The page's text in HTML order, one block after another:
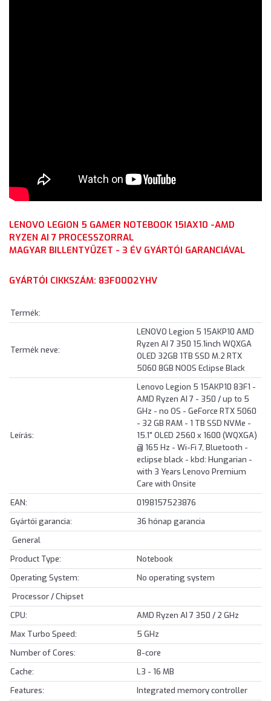
LENOVO LEGION 5 GAMER NOTEBOOK 15IAX10 -AMD
RYZEN AI 7 PROCESSZORRAL
MAGYAR BILLENTYŰZET - 3 ÉV GYÁRTÓI GARANCIÁVAL
GYÁRTÓI CIKKSZÁM: 83F0002YHV
Termék:
Termék neve:
LENOVO Legion 5 15AKP10 AMD
Ryzen AI 7 350 15.1inch WQXGA
OLED 32GB 1TB SSD M.2 RTX
5060 8GB NOOS Eclipse Black
Leírás:
Lenovo Legion 5 15AKP10 83F1 -
AMD Ryzen AI 7 - 350 / up to 5
GHz - no OS - GeForce RTX 5060
- 32 GB RAM - 1 TB SSD NVMe -
15.1" OLED 2560 x 1600 (WQXGA)
@ 165 Hz - Wi-Fi 7, Bluetooth -
eclipse black - kbd: Hungarian -
with 3 Years Lenovo Premium
Care with Onsite
EAN:
0198157523876
Gyártói garancia:
36 hónap garancia
General
Product Type:
Notebook
Operating System:
No operating system
Processor / Chipset
CPU:
AMD Ryzen AI 7 350 / 2 GHz
Max Turbo Speed:
5 GHz
Number of Cores:
8-core
Cache:
L3 - 16 MB
Features:
Integrated memory controller